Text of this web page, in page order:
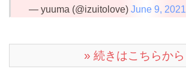
— yuuma (@izuitolove) June 9, 2021
» 続きはこちらから